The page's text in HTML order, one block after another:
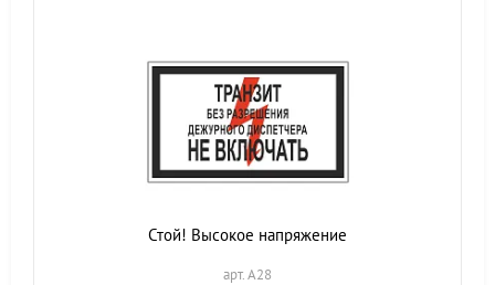
Стой! Высокое напряжение
арт. A28